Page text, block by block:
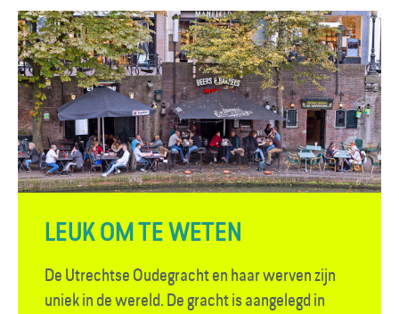
LEUK OM TE WETEN
De Utrechtse Oudegracht en haar werven zijn
uniek in de wereld. De gracht is aangelegd in